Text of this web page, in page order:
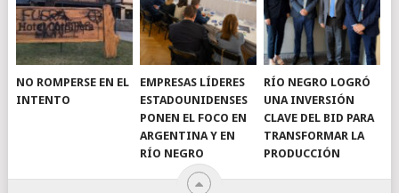
NO ROMPERSE EN EL
INTENTO
EMPRESAS LÍDERES
ESTADOUNIDENSES
PONEN EL FOCO EN
ARGENTINA Y EN
RÍO NEGRO
RÍO NEGRO LOGRÓ
UNA INVERSIÓN
CLAVE DEL BID PARA
TRANSFORMAR LA
PRODUCCIÓN